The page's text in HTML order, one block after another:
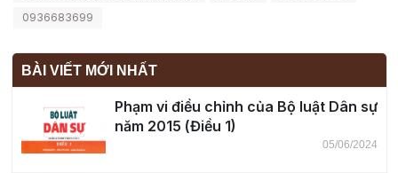
0936683699
BÀI VIẾT MỚI NHẤT
Phạm vi điều chỉnh của Bộ luật Dân sự
năm 2015 (Điều 1)
05/06/2024